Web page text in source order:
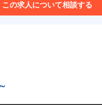
この求人について相談する